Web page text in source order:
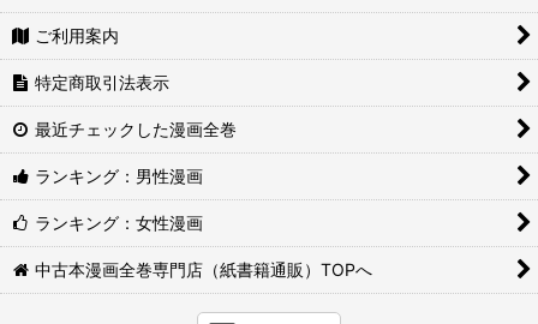
ご利用案内
特定商取引法表示
最近チェックした漫画全巻
ランキング：男性漫画
ランキング：女性漫画
中古本漫画全巻専門店（紙書籍通販）TOPへ